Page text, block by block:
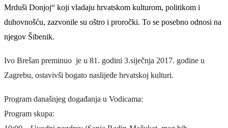
Mrduši Donjoj“ koji vladaju hrvatskom kulturom, politikom i
duhovnošću, zazvonile su oštro i proročki. To se posebno odnosi na
njegov Šibenik.
Ivo Brešan preminuo je u 81. godini 3.siječnja 2017. godine u
Zagrebu, ostavivši bogato naslijeđe hrvatskoj kulturi.
Program današnjeg događanja u Vodicama:
Program skupa: